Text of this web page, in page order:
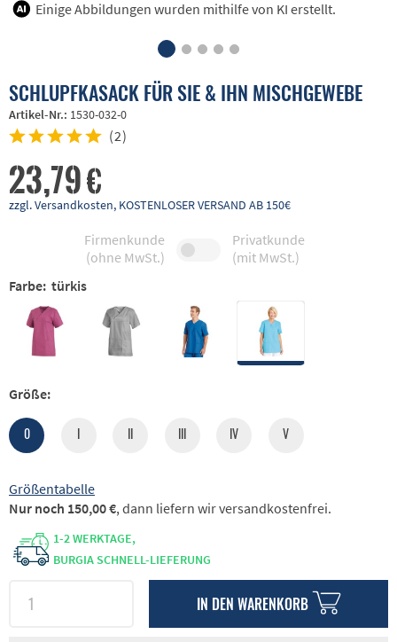
Einige Abbildungen wurden mithilfe von KI erstellt.
SCHLUPFKASACK FÜR SIE & IHN MISCHGEWEBE
Artikel-Nr.: 1530-032-0
(2)
23,79 €
zzgl. Versandkosten, KOSTENLOSER VERSAND AB 150€
Firmenkunde
(ohne MwSt.)
Privatkunde
(mit MwSt.)
Farbe: türkis
Größe:
0 I II III IV V
Größentabelle
1-2 WERKTAGE,
BURGIA SCHNELL-LIEFERUNG
IN DEN WARENKORB
Nur noch 150,00 €, dann liefern wir versandkostenfrei.